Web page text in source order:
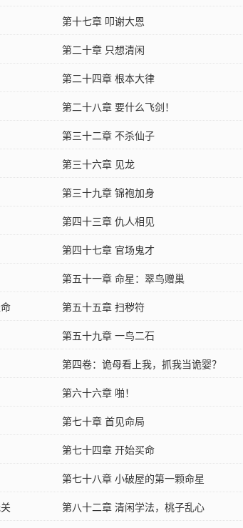
第十七章 叩谢大恩
第二十章 只想清闲
第二十四章 根本大律
第二十八章 要什么飞剑！
第三十二章 不杀仙子
第三十六章 见龙
第三十九章 锦袍加身
第四十三章 仇人相见
第四十七章 官场鬼才
第五十一章 命星：翠鸟赠巢
第五十五章 扫秽符
第五十九章 一鸟二石
第四卷：诡母看上我，抓我当诡婴？
第六十六章 啪！
第七十章 首见命局
第七十四章 开始买命
第七十八章 小破屋的第一颗命星
第八十二章 清闲学法，桃子乱心